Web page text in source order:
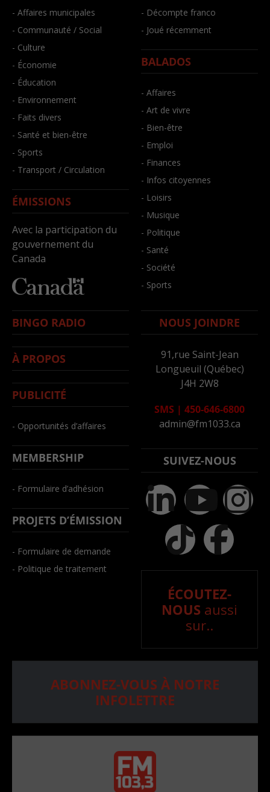
- Affaires municipales
- Communauté / Social
- Culture
- Économie
- Éducation
- Environnement
- Faits divers
- Santé et bien-être
- Sports
- Transport / Circulation
ÉMISSIONS
Avec la participation du
gouvernement du
Canada
- Décompte franco
- Joué récemment
BALADOS
- Affaires
- Art de vivre
- Bien-être
- Emploi
- Finances
- Infos citoyennes
- Loisirs
- Musique
- Politique
- Santé
- Société
- Sports
BINGO RADIO
À PROPOS
PUBLICITÉ
- Opportunités d’affaires
MEMBERSHIP
- Formulaire d’adhésion
PROJETS D’ÉMISSION
- Formulaire de demande
- Politique de traitement
NOUS JOINDRE
91,rue Saint-Jean
Longueuil (Québec)
J4H 2W8
SMS | 450-646-6800
admin@fm1033.ca
SUIVEZ-NOUS
ÉCOUTEZ-
NOUS aussi
sur..
ABONNEZ-VOUS À NOTRE
INFOLETTRE